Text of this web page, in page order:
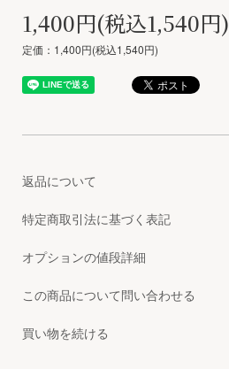
1,400円(税込1,540円)
定価：1,400円(税込1,540円)
返品について
特定商取引法に基づく表記
オプションの値段詳細
この商品について問い合わせる
買い物を続ける